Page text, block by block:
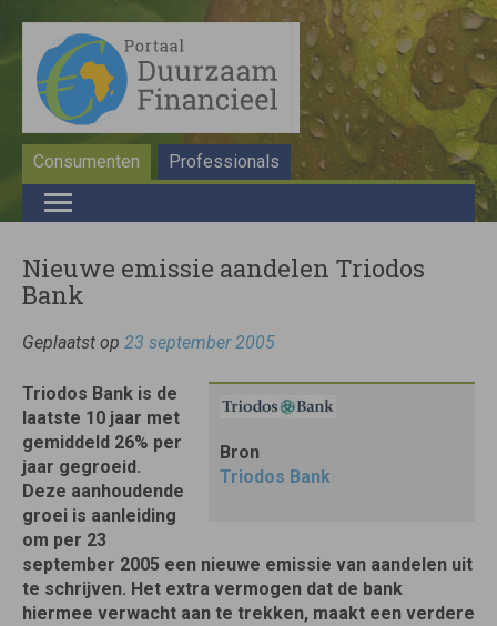
Consumenten Professionals
Nieuwe emissie aandelen Triodos
Bank
Geplaatst op 23 september 2005
Bron
Triodos Bank
Triodos Bank is de
laatste 10 jaar met
gemiddeld 26% per
jaar gegroeid.
Deze aanhoudende
groei is aanleiding
om per 23
september 2005 een nieuwe emissie van aandelen uit
te schrijven. Het extra vermogen dat de bank
hiermee verwacht aan te trekken, maakt een verdere